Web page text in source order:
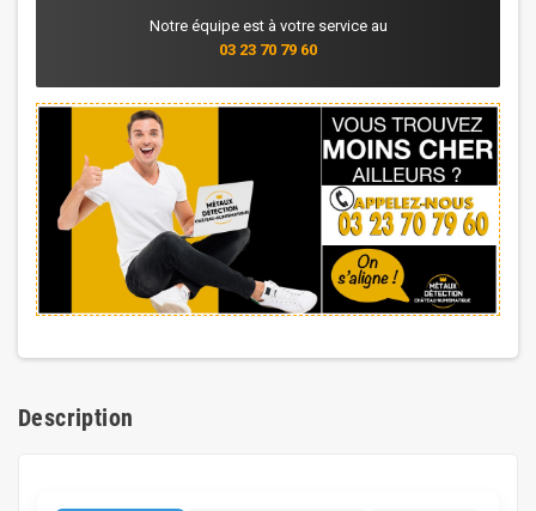
Notre équipe est à votre service au
03 23 70 79 60
Description